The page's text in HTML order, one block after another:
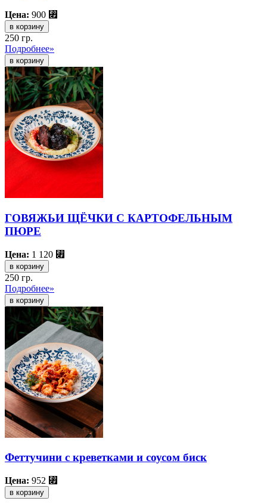
Цена: 900 ⃏
в корзину
250 гр.
Подробнее»
ГОВЯЖЬИ ЩЁЧКИ С КАРТОФЕЛЬНЫМ
ПЮРЕ
Цена: 1 120 ⃏
в корзину
250 гр.
Подробнее»
Феттучини с креветками и соусом биск
Цена: 952 ⃏
в корзину